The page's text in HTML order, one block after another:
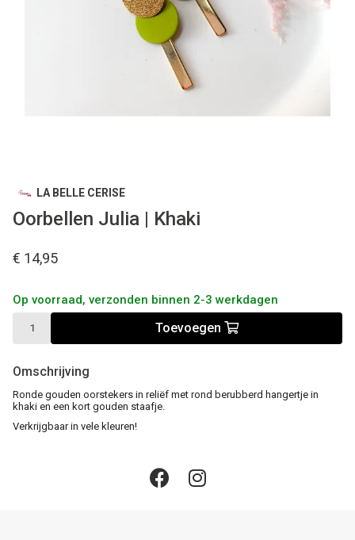
LA BELLE CERISE
Oorbellen Julia | Khaki
€ 14,95
Op voorraad, verzonden binnen 2-3 werkdagen
Toevoegen
Omschrijving
Ronde gouden oorstekers in reliëf met rond berubberd hangertje in
khaki en een kort gouden staafje.
Verkrijgbaar in vele kleuren!